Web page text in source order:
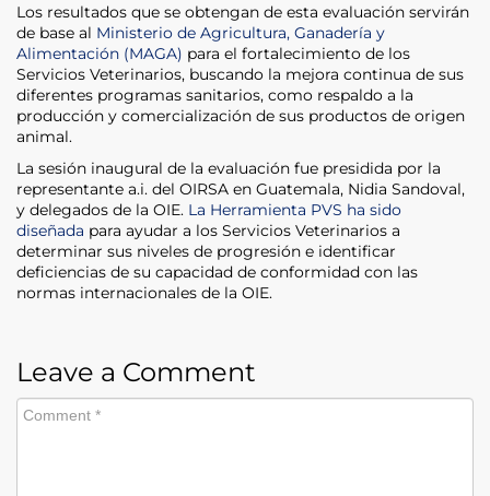
Los resultados que se obtengan de esta evaluación servirán
de base al Ministerio de Agricultura, Ganadería y
Alimentación (MAGA) para el fortalecimiento de los
Servicios Veterinarios, buscando la mejora continua de sus
diferentes programas sanitarios, como respaldo a la
producción y comercialización de sus productos de origen
animal.
La sesión inaugural de la evaluación fue presidida por la
representante a.i. del OIRSA en Guatemala, Nidia Sandoval,
y delegados de la OIE. La Herramienta PVS ha sido
diseñada para ayudar a los Servicios Veterinarios a
determinar sus niveles de progresión e identificar
deficiencias de su capacidad de conformidad con las
normas internacionales de la OIE.
Leave a Comment